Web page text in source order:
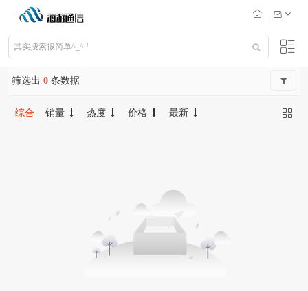
筛选出 0 条数据
综合 销量 热度 价格 最新